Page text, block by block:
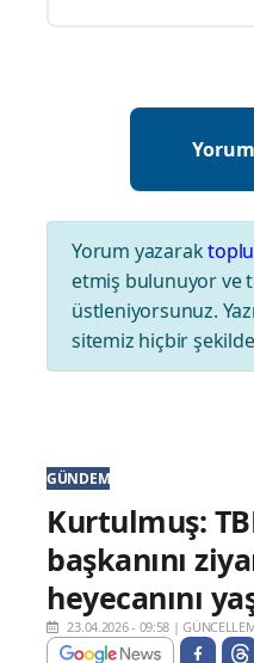
Yorum yazarak
etmiş bulunuyor ve
üstleniyorsunuz.
sitemiz hiçbir
GÜNDEM
Kurtulmuş:
başkanını
heyecanını
23.04.2026 - 09:58 |